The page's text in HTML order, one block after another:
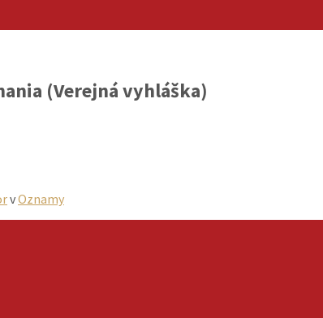
(Verejná vyhláška)
vOznamy